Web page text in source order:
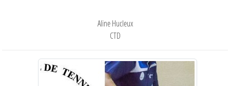
Aline Hucleux
CTD